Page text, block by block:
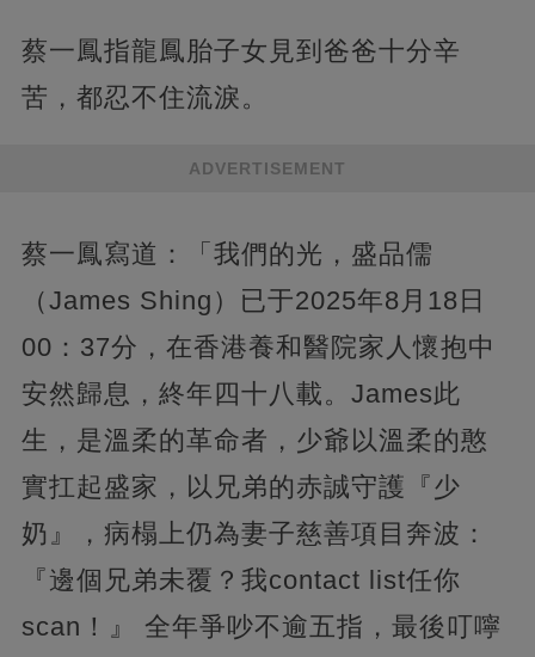
蔡一鳳指龍鳳胎子女見到爸爸十分辛
苦，都忍不住流淚。
ADVERTISEMENT
蔡一鳳寫道：「我們的光，盛品儒
（James Shing）已于2025年8月18日
00：37分，在香港養和醫院家人懷抱中
安然歸息，終年四十八載。James此
生，是溫柔的革命者，少爺以溫柔的憨
實扛起盛家，以兄弟的赤誠守護『少
奶』，病榻上仍為妻子慈善項目奔波：
『邊個兄弟未覆？我contact list任你
scan！』 全年爭吵不逾五指，最後叮嚀